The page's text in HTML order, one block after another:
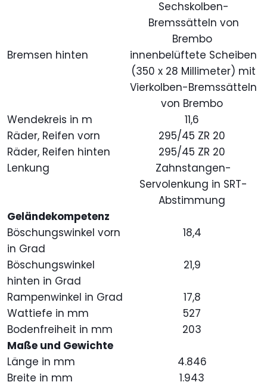
Sechskolben-
Bremssätteln von
Brembo
Bremsen hinten
innenbelüftete Scheiben
(350 x 28 Millimeter) mit
Vierkolben-Bremssätteln
von Brembo
Wendekreis in m
11,6
Räder, Reifen vorn
295/45 ZR 20
Räder, Reifen hinten
295/45 ZR 20
Lenkung
Zahnstangen-
Servolenkung in SRT-
Abstimmung
Geländekompetenz
Böschungswinkel vorn
in Grad
18,4
Böschungswinkel
hinten in Grad
21,9
Rampenwinkel in Grad
17,8
Wattiefe in mm
527
Bodenfreiheit in mm
203
Maße und Gewichte
Länge in mm
4.846
Breite in mm
1.943